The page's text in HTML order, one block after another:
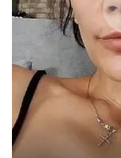
ChatApp
online